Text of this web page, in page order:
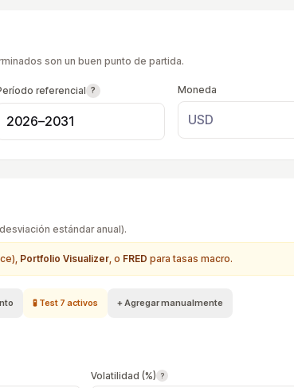
son un buen punto de partida.
referencial ? Moneda
estándar anual).
Portfolio Visualizer , o FRED para tasas macro.
🧪 Test 7 activos + Agregar manualmente
Volatilidad (%) ?